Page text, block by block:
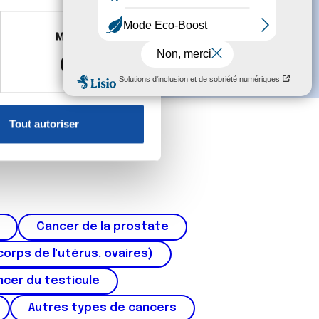
à plusieurs mètres près
reportez-vous à lasection «
sur les cookies.
informations que
Marketing
Tout autoriser
Cancer de la prostate
de l'utérus, ovaires)
du testicule
Autres types de cancers